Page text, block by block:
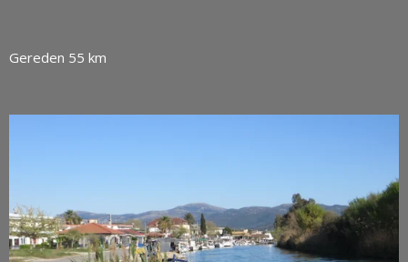
Gereden 55 km